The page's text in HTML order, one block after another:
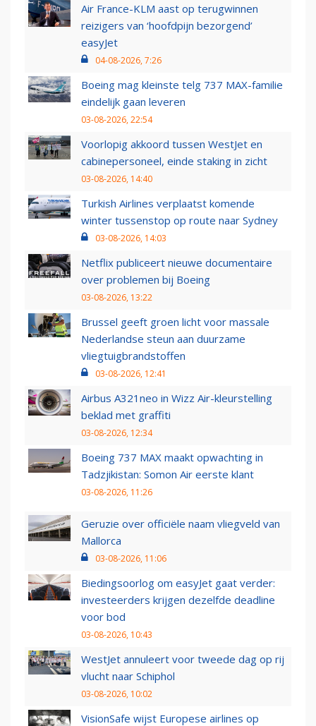
Air France-KLM aast op terugwinnen
reizigers van ‘hoofdpijn bezorgend’
easyJet
04-08-2026, 7:26
Boeing mag kleinste telg 737 MAX-familie
eindelijk gaan leveren
03-08-2026, 22:54
Voorlopig akkoord tussen WestJet en
cabinepersoneel, einde staking in zicht
03-08-2026, 14:40
Turkish Airlines verplaatst komende
winter tussenstop op route naar Sydney
03-08-2026, 14:03
Netflix publiceert nieuwe documentaire
over problemen bij Boeing
03-08-2026, 13:22
Brussel geeft groen licht voor massale
Nederlandse steun aan duurzame
vliegtuigbrandstoffen
03-08-2026, 12:41
Airbus A321neo in Wizz Air-kleurstelling
beklad met graffiti
03-08-2026, 12:34
Boeing 737 MAX maakt opwachting in
Tadzjikistan: Somon Air eerste klant
03-08-2026, 11:26
Geruzie over officiële naam vliegveld van
Mallorca
03-08-2026, 11:06
Biedingsoorlog om easyJet gaat verder:
investeerders krijgen dezelfde deadline
voor bod
03-08-2026, 10:43
WestJet annuleert voor tweede dag op rij
vlucht naar Schiphol
03-08-2026, 10:02
VisionSafe wijst Europese airlines op